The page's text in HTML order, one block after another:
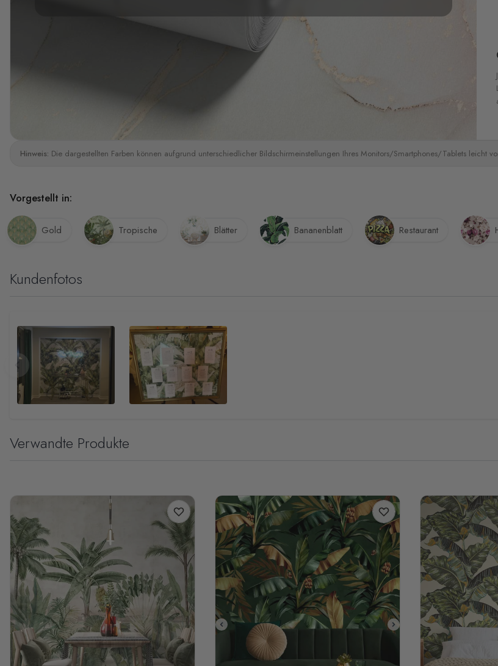
Hinweis: Die dargestellten Farben können aufgrund unterschiedlicher Bildschirmeinstellungen Ihres Monitors/Smartphones/Tablets leicht
Vorgestellt in:
Gold Tropische Blätter Bananenblatt Restaurant
Kundenfotos
Verwandte Produkte